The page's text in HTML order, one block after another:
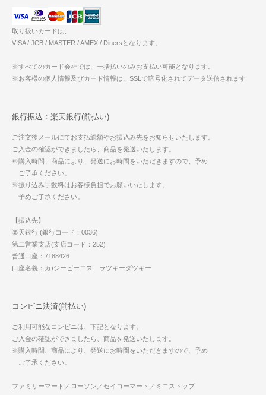
取り扱いカードは、
VISA / JCB / MASTER / AMEX / Dinersとなります。
※すべてのカード会社では、一括払いのみお支払い可能となります。
※お客様の個人情報及びカード情報は、SSLで暗号化されてデータ送信されます
銀行振込：楽天銀行(前払い)
ご注文後メールにてお支払総額やお振込み先をお知らせいたします。
ご入金の確認ができましたら、商品を発送いたします。
※購入時間、商品により、発送にお時間をいただきますので、予め
ご了承ください。
※振り込み手数料はお客様負担でお願いいたします。
予めご了承ください。
【振込先】
楽天銀行 (銀行コード：0036)
第二営業支店(支店コード：252)
普通口座：7188426
口座名義：カ)ジーピーエス ラツキーダツキー
コンビニ決済(前払い)
ご利用可能なコンビニは、下記となります。
ご入金の確認ができましたら、商品を発送いたします。
※購入時間、商品により、発送にお時間をいただきますので、予め
ご了承ください。
ファミリーマート／ローソン／セイコーマート／ミニストップ